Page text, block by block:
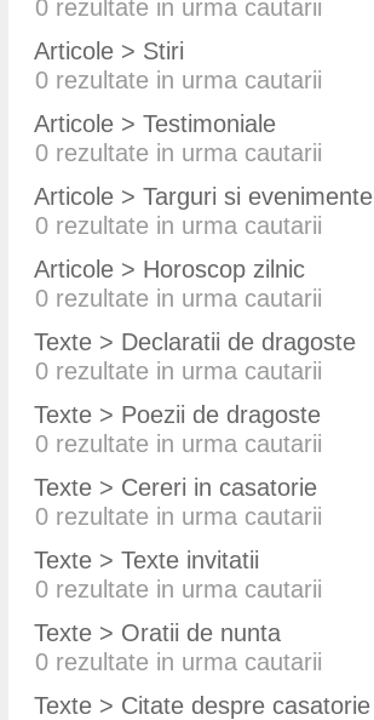
0 rezultate in urma cautarii
Articole > Stiri
0 rezultate in urma cautarii
Articole > Testimoniale
0 rezultate in urma cautarii
Articole > Targuri si evenimente
0 rezultate in urma cautarii
Articole > Horoscop zilnic
0 rezultate in urma cautarii
Texte > Declaratii de dragoste
0 rezultate in urma cautarii
Texte > Poezii de dragoste
0 rezultate in urma cautarii
Texte > Cereri in casatorie
0 rezultate in urma cautarii
Texte > Texte invitatii
0 rezultate in urma cautarii
Texte > Oratii de nunta
0 rezultate in urma cautarii
Texte > Citate despre casatorie